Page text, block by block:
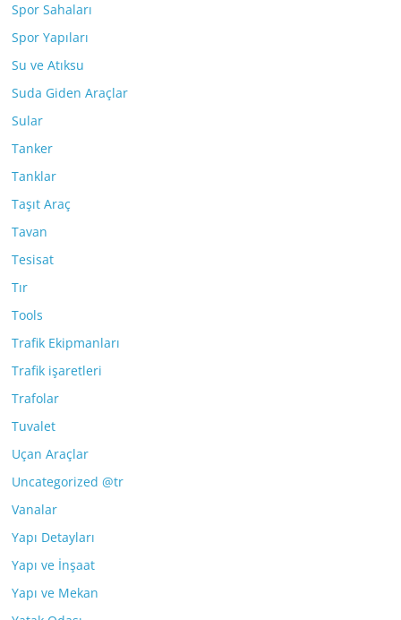
Spor Sahaları
Spor Yapıları
Su ve Atıksu
Suda Giden Araçlar
Sular
Tanker
Tanklar
Taşıt Araç
Tavan
Tesisat
Tır
Tools
Trafik Ekipmanları
Trafik işaretleri
Trafolar
Tuvalet
Uçan Araçlar
Uncategorized @tr
Vanalar
Yapı Detayları
Yapı ve İnşaat
Yapı ve Mekan